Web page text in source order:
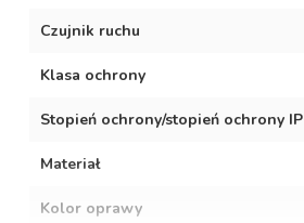
Czujnik ruchu
Klasa ochrony
Stopień ochrony/stopień ochrony IP
Materiał
Kolor oprawy